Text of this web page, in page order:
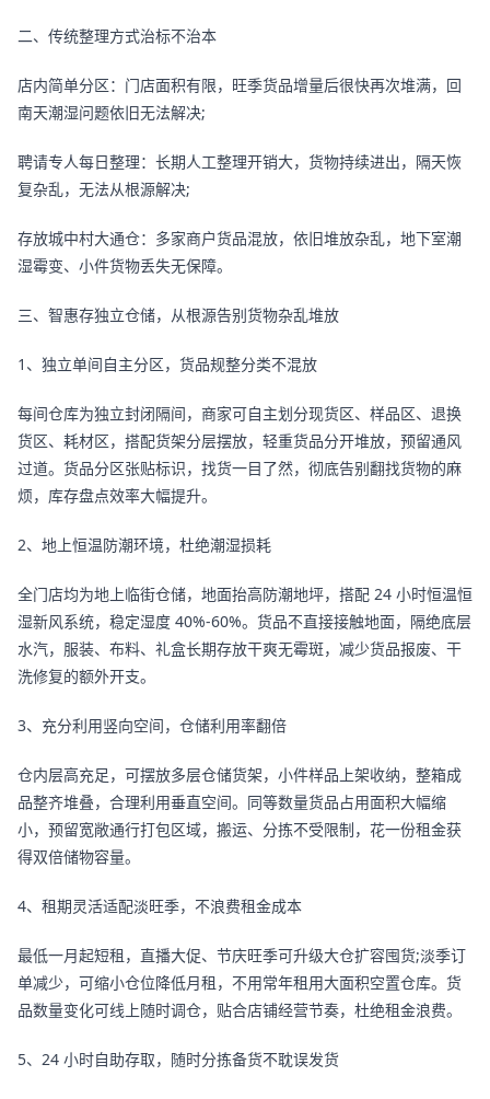
二、传统整理方式治标不治本
店内简单分区：门店面积有限，旺季货品增量后很快再次堆满，回
南天潮湿问题依旧无法解决;
聘请专人每日整理：长期人工整理开销大，货物持续进出，隔天恢
复杂乱，无法从根源解决;
存放城中村大通仓：多家商户货品混放，依旧堆放杂乱，地下室潮
湿霉变、小件货物丢失无保障。
三、智惠存独立仓储，从根源告别货物杂乱堆放
1、独立单间自主分区，货品规整分类不混放
每间仓库为独立封闭隔间，商家可自主划分现货区、样品区、退换
货区、耗材区，搭配货架分层摆放，轻重货品分开堆放，预留通风
过道。货品分区张贴标识，找货一目了然，彻底告别翻找货物的麻
烦，库存盘点效率大幅提升。
2、地上恒温防潮环境，杜绝潮湿损耗
全门店均为地上临街仓储，地面抬高防潮地坪，搭配 24 小时恒温恒
湿新风系统，稳定湿度 40%-60%。货品不直接接触地面，隔绝底层
水汽，服装、布料、礼盒长期存放干爽无霉斑，减少货品报废、干
洗修复的额外开支。
3、充分利用竖向空间，仓储利用率翻倍
仓内层高充足，可摆放多层仓储货架，小件样品上架收纳，整箱成
品整齐堆叠，合理利用垂直空间。同等数量货品占用面积大幅缩
小，预留宽敞通行打包区域，搬运、分拣不受限制，花一份租金获
得双倍储物容量。
4、租期灵活适配淡旺季，不浪费租金成本
最低一月起短租，直播大促、节庆旺季可升级大仓扩容囤货;淡季订
单减少，可缩小仓位降低月租，不用常年租用大面积空置仓库。货
品数量变化可线上随时调仓，贴合店铺经营节奏，杜绝租金浪费。
5、24 小时自助存取，随时分拣备货不耽误发货